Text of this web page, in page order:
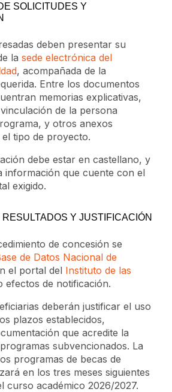
SOLICITUDES Y
deben presentar su
la sede electrónica del
, acompañada de la
Entre los documentos
memorias explicativas,
de la persona
y otros anexos
tipo de proyecto.
debe estar en castellano, y
información que cuente con el
exigido.
Y JUSTIFICACIÓN
de concesión se
de Datos Nacional de
el portal del Instituto de las
efectos de notificación.
deberán justificar el uso
plazos establecidos,
que acredite la
subvencionados. La
programas de becas de
en los tres meses siguientes
curso académico 2026/2027.